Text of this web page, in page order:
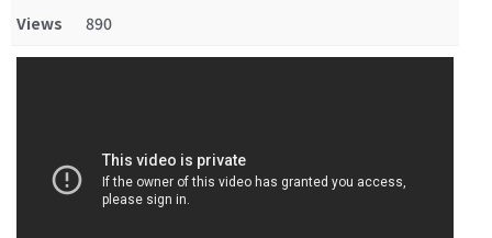
Views
890